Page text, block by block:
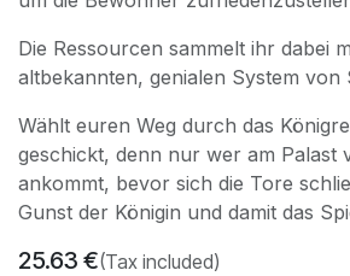
Die Ressourcen sammelt ihr dabei
altbekannten, genialen System von
Wählt euren Weg durch das
geschickt, denn nur wer am Palast
ankommt, bevor sich die Tore
Gunst der Königin und damit das
25.63 €(Tax included)